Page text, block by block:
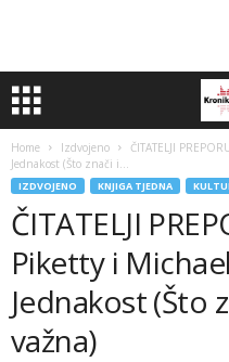
Home Izdvojeno
ČITATELJI
Jednakost (Što znači i...
IZDVOJENO KNJIGA TJEDNA
ČITATELJI
Piketty i
Jednakost (Što
važna)